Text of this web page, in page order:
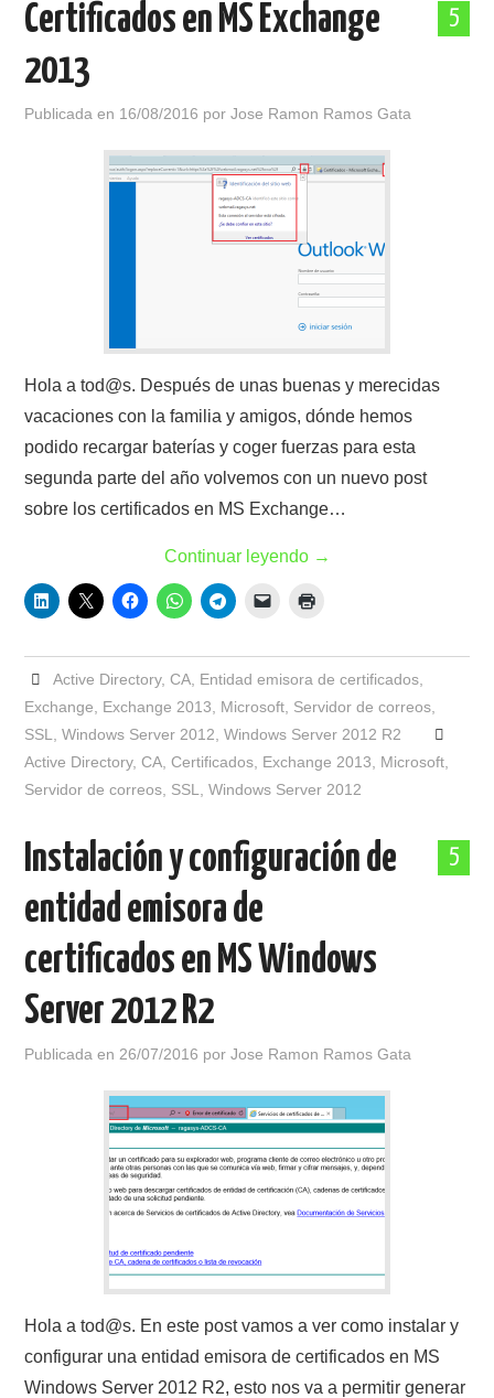
5
Certificados en MS Exchange
2013
Publicada en 16/08/2016 porJose Ramon Ramos Gata
Hola a tod@s. Después de unas buenas y merecidas
vacaciones con la familia y amigos, dónde hemos
podido recargar baterías y coger fuerzas para esta
segunda parte del año volvemos con un nuevo post
sobre los certificados en MS Exchange…
Continuar leyendo →
Active Directory, CA, Entidad emisora de certificados,
Exchange
Exchange 2013 Microsoft Servidor de correos
SSL
,Windows Server 2012 ,Windows Server 2012 R2
Active Directory,CA ,Certificados Exchange 2013 Microsoft
Servidor de correos SSL ,Windows Server 2012
5
Instalación y configuración de
entidad emisora de
certificados en MS Windows
Server 2012 R2
Publicada en 26/07/2016 porJose Ramon Ramos Gata
Hola a tod@s. En este post vamos a ver como instalar y
configurar una entidad emisora de certificados en MS
Windows Server 2012 R2, esto nos va a permitir generar